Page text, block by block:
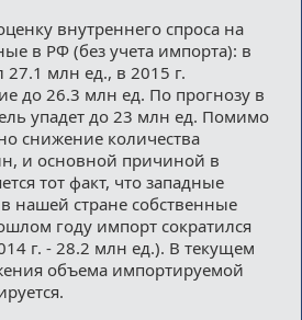
внутреннего спроса на
в РФ (без учета импорта): в
27.1 млн ед., в 2015 г.
до 26.3 млн ед. По прогнозу в
упадет до 23 млн ед. Помимо
снижение количества
и основной причиной в
тот факт, что западные
нашей стране собственные
году импорт сократился
г. - 28.2 млн ед.). В текущем
объема импортируемой